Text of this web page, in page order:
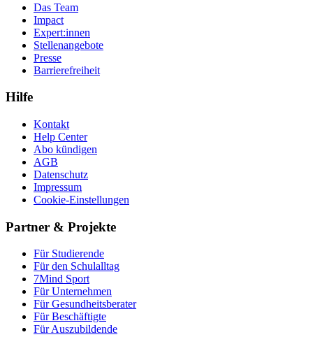
Das Team
Impact
Expert:innen
Stellenangebote
Presse
Barrierefreiheit
Hilfe
Kontakt
Help Center
Abo kündigen
AGB
Datenschutz
Impressum
Cookie-Einstellungen
Partner & Projekte
Für Stu­die­rende
Für den Schulalltag
7Mind Sport
Für Unter­neh­men
Für Gesund­heits­be­ra­ter
Für Beschäftigte
Für Auszubildende